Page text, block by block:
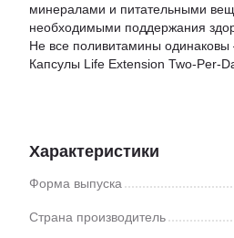
минералами и питательными
необходимыми поддержания
Не все поливитамины
Капсулы Life Extension Two-Per-
Характеристики
Форма выпуска
Страна производитель